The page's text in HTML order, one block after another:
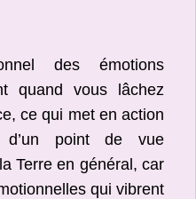
des émotions
quand vous lâchez
ce qui met en action
d’un point de vue
Terre en général, car
qui vibrent